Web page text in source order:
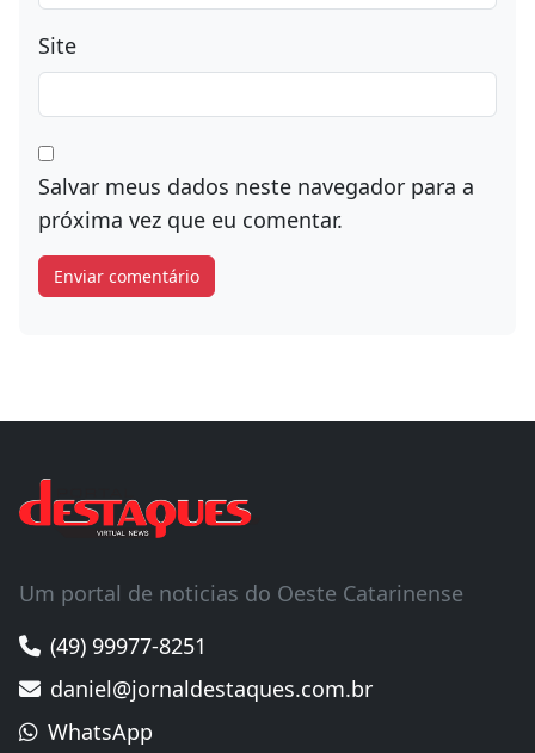
Site
Salvar meus dados neste navegador para a
próxima vez que eu comentar.
Um portal de noticias do Oeste Catarinense
(49) 99977-8251
daniel@jornaldestaques.com.br
WhatsApp